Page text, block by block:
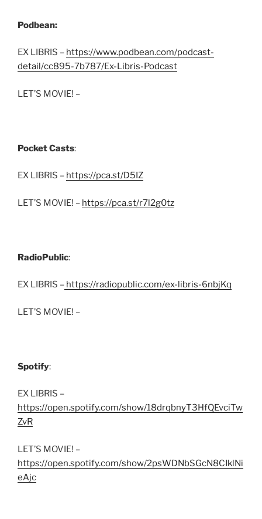
Podbean:
EX LIBRIS – https://www.podbean.com/podcast-
detail/cc895-7b787/Ex-Libris-Podcast
LET’S MOVIE! –
Pocket Casts:
EX LIBRIS – https://pca.st/D5IZ
LET’S MOVIE! – https://pca.st/r7l2g0tz
RadioPublic:
EX LIBRIS – https://radiopublic.com/ex-libris-6nbjKq
LET’S MOVIE! –
Spotify:
EX LIBRIS –
https://open.spotify.com/show/18drqbnyT3HfQEvciTw
ZvR
LET’S MOVIE! –
https://open.spotify.com/show/2psWDNbSGcN8CIklNi
eAjc